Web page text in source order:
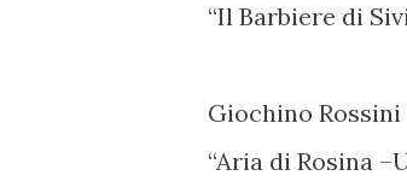
“Il Barbiere di
Giochino Rossini
“Aria di Rosina